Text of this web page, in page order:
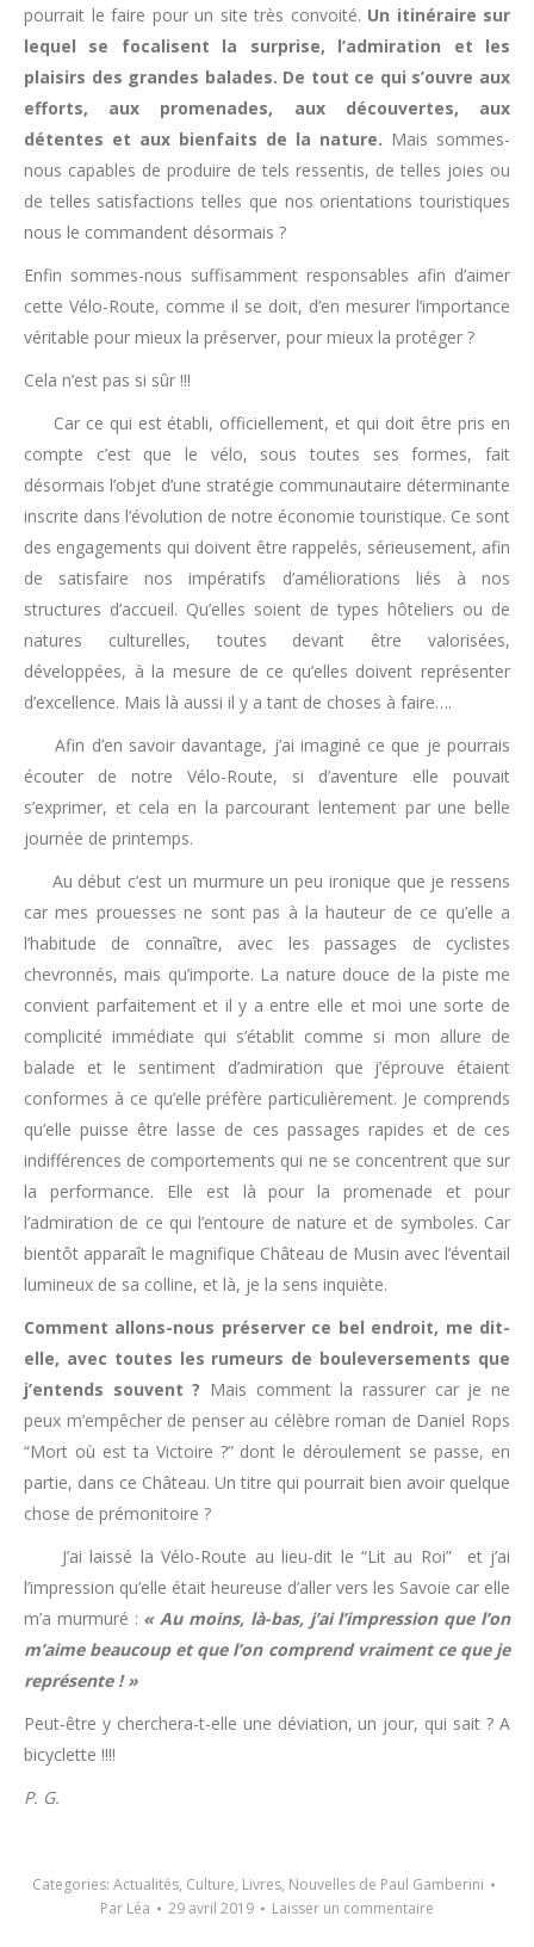
pourrait le faire pour un site très convoité. Un itinéraire sur
lequel se focalisent la surprise, l’admiration et les
plaisirs des grandes balades. De tout ce qui s’ouvre aux
efforts, aux promenades, aux découvertes, aux
détentes et aux bienfaits de la nature. Mais sommes-
nous capables de produire de tels ressentis, de telles joies ou
de telles satisfactions telles que nos orientations touristiques
nous le commandent désormais ?
Enfin sommes-nous suffisamment responsables afin d’aimer
cette Vélo-Route, comme il se doit, d’en mesurer l’importance
véritable pour mieux la préserver, pour mieux la protéger ?
Cela n’est pas si sûr !!!
Car ce qui est établi, officiellement, et qui doit être pris en
compte c’est que le vélo, sous toutes ses formes, fait
désormais l’objet d’une stratégie communautaire déterminante
inscrite dans l’évolution de notre économie touristique. Ce sont
des engagements qui doivent être rappelés, sérieusement, afin
de satisfaire nos impératifs d’améliorations liés à nos
structures d’accueil. Qu’elles soient de types hôteliers ou de
natures culturelles, toutes devant être valorisées,
développées, à la mesure de ce qu’elles doivent représenter
d’excellence. Mais là aussi il y a tant de choses à faire….
Afin d’en savoir davantage, j’ai imaginé ce que je pourrais
écouter de notre Vélo-Route, si d’aventure elle pouvait
s’exprimer, et cela en la parcourant lentement par une belle
journée de printemps.
Au début c’est un murmure un peu ironique que je ressens
car mes prouesses ne sont pas à la hauteur de ce qu’elle a
l’habitude de connaître, avec les passages de cyclistes
chevronnés, mais qu’importe. La nature douce de la piste me
convient parfaitement et il y a entre elle et moi une sorte de
complicité immédiate qui s’établit comme si mon allure de
balade et le sentiment d’admiration que j’éprouve étaient
conformes à ce qu’elle préfère particulièrement. Je comprends
qu’elle puisse être lasse de ces passages rapides et de ces
indifférences de comportements qui ne se concentrent que sur
la performance. Elle est là pour la promenade et pour
l’admiration de ce qui l’entoure de nature et de symboles. Car
bientôt apparaît le magnifique Château de Musin avec l’éventail
lumineux de sa colline, et là, je la sens inquiète.
Comment allons-nous préserver ce bel endroit, me dit-
elle, avec toutes les rumeurs de bouleversements que
j’entends souvent ? Mais comment la rassurer car je ne
peux m’empêcher de penser au célèbre roman de Daniel Rops
“Mort où est ta Victoire ?” dont le déroulement se passe, en
partie, dans ce Château. Un titre qui pourrait bien avoir quelque
chose de prémonitoire ?
J’ai laissé la Vélo-Route au lieu-dit le “Lit au Roi” et j’ai
l’impression qu’elle était heureuse d’aller vers les Savoie car elle
m’a murmuré : « Au moins, là-bas, j’ai l’impression que l’on
m’aime beaucoup et que l’on comprend vraiment ce que je
représente ! »
Peut-être y cherchera-t-elle une déviation, un jour, qui sait ? A
bicyclette !!!!
P. G.
Categories: Actualités, Culture, Livres, Nouvelles de Paul Gamberini
Par Léa 29 avril 2019 Laisser un commentaire